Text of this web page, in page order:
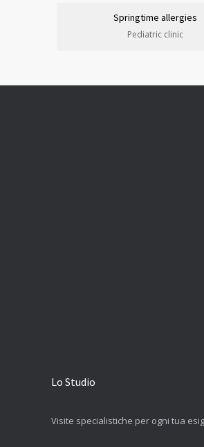
Springtime allergies
Pediatric clinic
Lo Studio
Visite specialistiche per ogni tua